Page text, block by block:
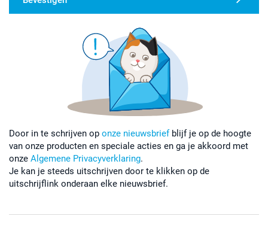
Door in te schrijven op onze nieuwsbriefblijf je op de hoogte
van onze producten en speciale acties en ga je akkoord met
onze Algemene Privacyverklaring.
Je kan je steeds uitschrijven door te klikken op de
uitschrijflink onderaan elke nieuwsbrief.